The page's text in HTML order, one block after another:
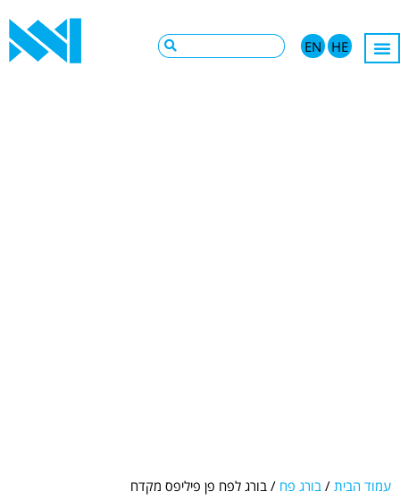
HE
EN
עמוד הבית / בורג פח / בורג לפח פן פיליפס מקדח